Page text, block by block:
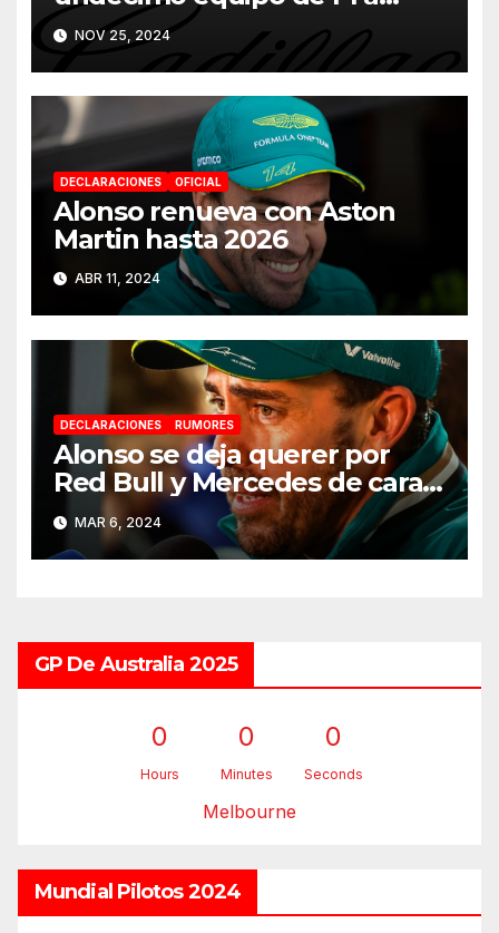
partir de 2026
NOV 25, 2024
DECLARACIONES OFICIAL
Alonso renueva con Aston
Martin hasta 2026
ABR 11, 2024
DECLARACIONES RUMORES
Alonso se deja querer por
Red Bull y Mercedes de cara a
2025
MAR 6, 2024
GP De Australia 2025
0
Hours
0
Minutes
0
Seconds
Melbourne
Mundial Pilotos 2024